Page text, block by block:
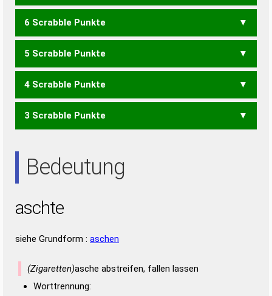
ACH CAST SCAT
6 Scrabble Punkte
ACT CES SEC HASTE
5 Scrabble Punkte
HASE HAST SAHT SEHT
4 Scrabble Punkte
AHS HAT SAH ASTE
3 Scrabble Punkte
Bedeutung
aschte
siehe Grundform : aschen
(Zigaretten)asche abstreifen, fallen lassen
Worttrennung: